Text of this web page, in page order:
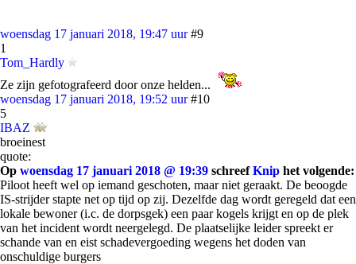
woensdag 17 januari 2018, 19:47 uur #9
1
Tom_Hardly
Ze zijn gefotografeerd door onze helden...
woensdag 17 januari 2018, 19:52 uur #10
5
IBAZ
broeinest
quote:
Op woensdag 17 januari 2018 @ 19:39 schreefKnip het volgende:
Piloot heeft wel op iemand geschoten, maar niet geraakt. De beoogde
IS-strijder stapte net op tijd op zij. Dezelfde dag wordt geregeld dat een
lokale bewoner (i.c. de dorpsgek) een paar kogels krijgt en op de plek
van het incident wordt neergelegd. De plaatselijke leider spreekt er
schande van en eist schadevergoeding wegens het doden van
onschuldige burgers